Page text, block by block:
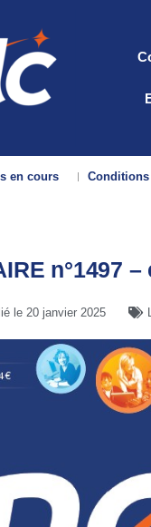
en cours Conditions
n°1497 –
le 20 janvier 2025